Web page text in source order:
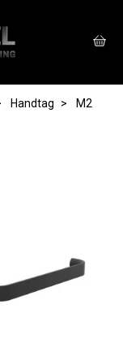
Handtag M2